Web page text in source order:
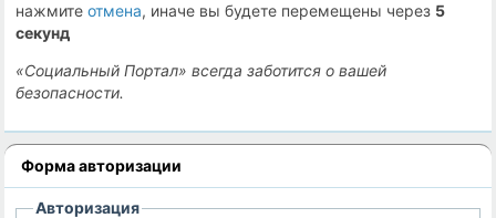
нажмитеотмена, иначе вы будете перемещены через 5
секунд
«Социальный Портал» всегда заботится о вашей
безопасности.
Форма авторизации
Авторизация